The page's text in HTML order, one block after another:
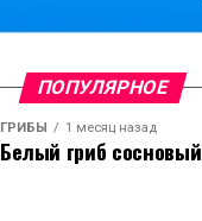
ПОПУЛЯРНОЕ
ГРИБЫ 1 месяц назад
Белый гриб сосновый